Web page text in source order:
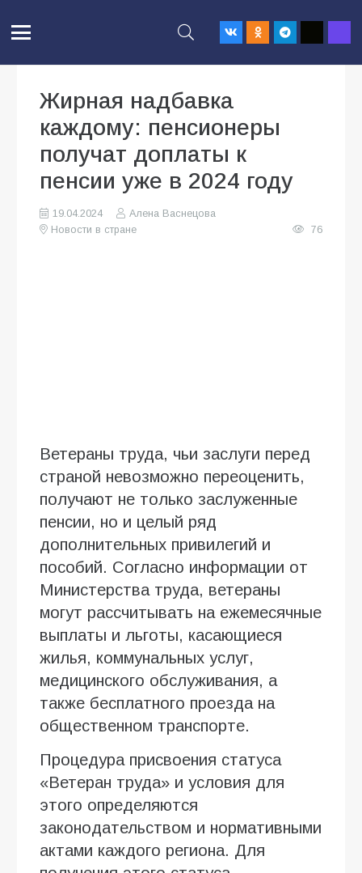
Жирная надбавка
каждому: пенсионеры
получат доплаты к
пенсии уже в 2024 году
19.04.2024
Алена Васнецова
Новости в стране
76
Ветераны труда, чьи заслуги перед
страной невозможно переоценить,
получают не только заслуженные
пенсии, но и целый ряд
дополнительных привилегий и
пособий. Согласно информации от
Министерства труда, ветераны
могут рассчитывать на ежемесячные
выплаты и льготы, касающиеся
жилья, коммунальных услуг,
медицинского обслуживания, а
также бесплатного проезда на
общественном транспорте.
Процедура присвоения статуса
«Ветеран труда» и условия для
этого определяются
законодательством и нормативными
актами каждого региона. Для